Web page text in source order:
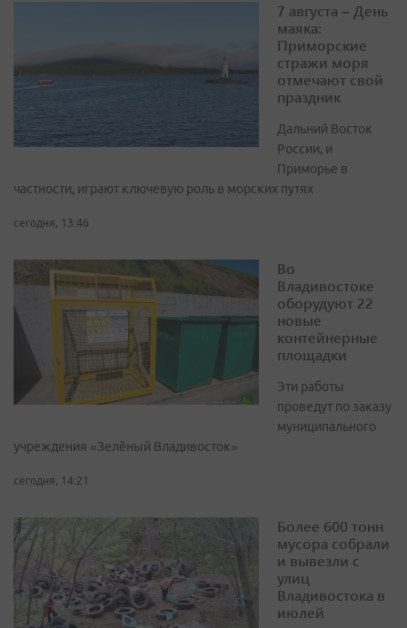
7 августа – День
маяка:
Приморские
стражи моря
отмечают свой
праздник
Дальний Восток
России, и
Приморье в
частности, играют ключевую роль в морских путях
сегодня, 13:46
Во
Владивостоке
оборудуют 22
новые
контейнерные
площадки
Эти работы
проведут по заказу
муниципального
учреждения «Зелёный Владивосток»
сегодня, 14:21
Более 600 тонн
мусора собрали
и вывезли с
улиц
Владивостока в
июлей